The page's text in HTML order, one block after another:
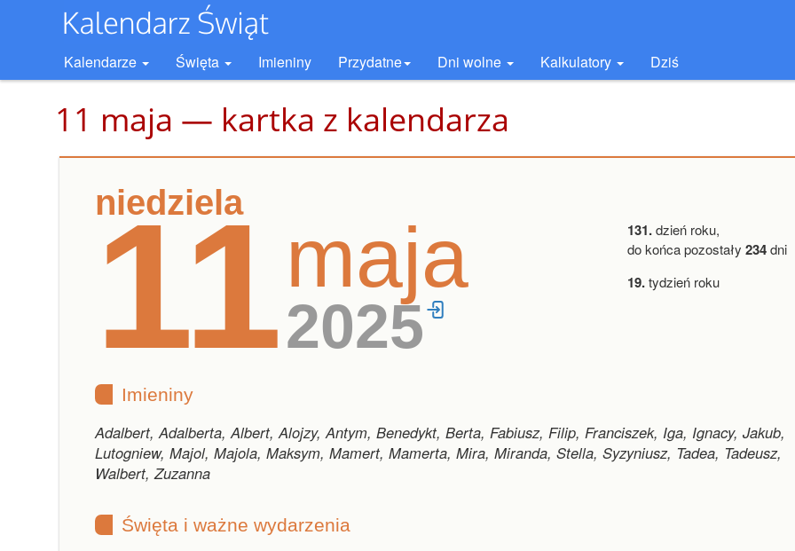
Kalendarze Święta Imieniny Przydatne Dni wolne Kalkulatory Dziś
11 maja — kartka z kalendarza
niedziela
11maja
2025
131.dzień roku,
do końca pozostały 234dni
19.tydzień roku
Imieniny
Adalbert, Adalberta, Albert, Alojzy, Antym, Benedykt, Berta, Fabiusz, Filip, Franciszek, Iga, Ignacy, Jakub,
Lutogniew, Majol, Majola, Maksym, Mamert, Mamerta, Mira, Miranda, Stella, Syzyniusz, Tadea, Tadeusz,
Walbert, Zuzanna
Święta i ważne wydarzenia